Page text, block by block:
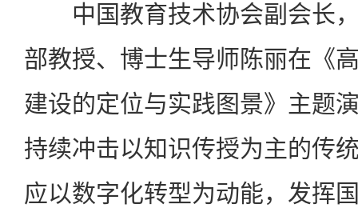
中国教育技术协会副会长，
部教授、博士生导师陈丽在《
建设的定位与实践图景》主题
持续冲击以知识传授为主的传
应以数字化转型为动能，发挥